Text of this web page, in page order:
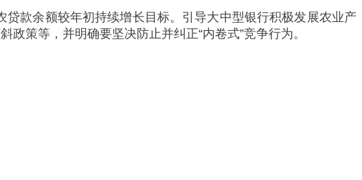
款余额较年初持续增长目标。引导大中型银行积极发展农业产
策等，并明确要坚决防止并纠正“内卷式”竞争行为。